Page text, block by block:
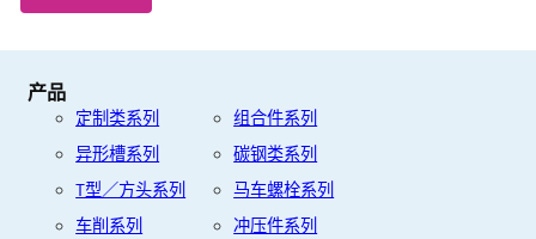
产品
定制类系列
异形槽系列
T型／方头系列
车削系列
组合件系列
碳钢类系列
马车螺栓系列
冲压件系列